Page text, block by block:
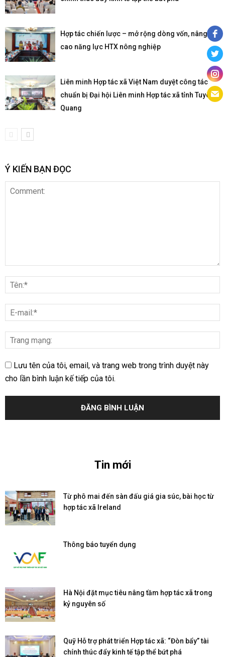
Hợp tác chiến lược – mở rộng dòng vốn, nâng
cao năng lực HTX nông nghiệp
Liên minh Hợp tác xã Việt Nam duyệt công tác
chuẩn bị Đại hội Liên minh Hợp tác xã tỉnh Tuyên
Quang
Ý KIẾN BẠN ĐỌC
Lưu tên của tôi, email, và trang web trong trình duyệt này
cho lần bình luận kế tiếp của tôi.
Tin mới
Từ phô mai đến sàn đấu giá gia súc, bài học từ
hợp tác xã Ireland
Thông báo tuyển dụng
Hà Nội đặt mục tiêu nâng tầm hợp tác xã trong
kỷ nguyên số
Quỹ Hỗ trợ phát triển Hợp tác xã: “Đòn bẩy” tài
chính thúc đẩy kinh tế tập thể bứt phá